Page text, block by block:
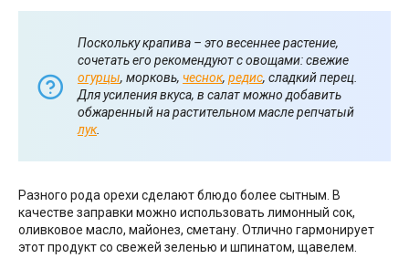
Поскольку крапива – это весеннее растение,
сочетать его рекомендуют с овощами: свежие
огурцы, морковь, чеснок, редис, сладкий перец.
Для усиления вкуса, в салат можно добавить
обжаренный на растительном масле репчатый
лук.
Разного рода орехи сделают блюдо более сытным. В
качестве заправки можно использовать лимонный сок,
оливковое масло, майонез, сметану. Отлично гармонирует
этот продукт со свежей зеленью и шпинатом, щавелем.